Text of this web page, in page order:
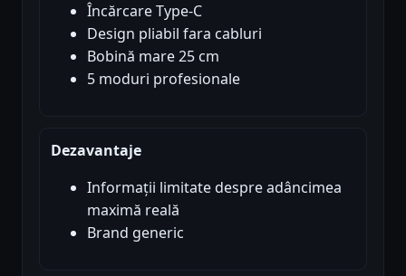
Încărcare Type-C
Design pliabil fara cabluri
Bobină mare 25 cm
5 moduri profesionale
Dezavantaje
Informații limitate despre adâncimea
maximă reală
Brand generic